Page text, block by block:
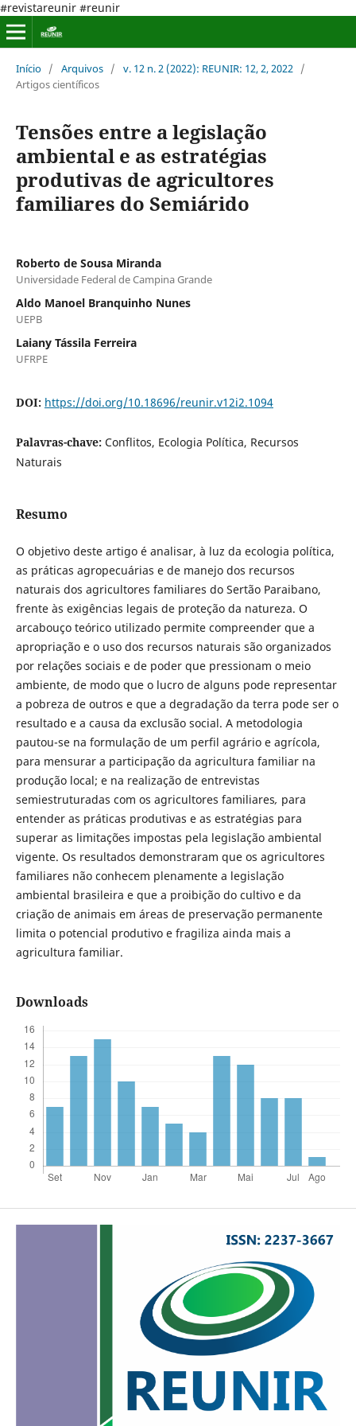
#revistareunir #reunir
Início / Arquivos / v. 12 n. 2 (2022): REUNIR: 12, 2, 2022 /
Artigos científicos
Tensões entre a legislação
ambiental e as estratégias
produtivas de agricultores
familiares do Semiárido
Roberto de Sousa Miranda
Universidade Federal de Campina Grande
Aldo Manoel Branquinho Nunes
UEPB
Laiany Tássila Ferreira
UFRPE
DOI: https://doi.org/10.18696/reunir.v12i2.1094
Palavras-chave: Conflitos, Ecologia Política, Recursos
Naturais
Resumo
O objetivo deste artigo é analisar, à luz da ecologia política,
as práticas agropecuárias e de manejo dos recursos
naturais dos agricultores familiares do Sertão Paraibano,
frente às exigências legais de proteção da natureza. O
arcabouço teórico utilizado permite compreender que a
apropriação e o uso dos recursos naturais são organizados
por relações sociais e de poder que pressionam o meio
ambiente, de modo que o lucro de alguns pode representar
a pobreza de outros e que a degradação da terra pode ser o
resultado e a causa da exclusão social. A metodologia
pautou-se na formulação de um perfil agrário e agrícola,
para mensurar a participação da agricultura familiar na
produção local; e na realização de entrevistas
semiestruturadas com os agricultores familiares, para
entender as práticas produtivas e as estratégias para
superar as limitações impostas pela legislação ambiental
vigente. Os resultados demonstraram que os agricultores
familiares não conhecem plenamente a legislação
ambiental brasileira e que a proibição do cultivo e da
criação de animais em áreas de preservação permanente
limita o potencial produtivo e fragiliza ainda mais a
agricultura familiar.
Downloads